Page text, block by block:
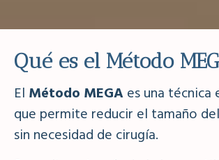
Qué es el Método
ElMétodo MEGAes una técnica
que permite reducir el tamaño
sin necesidad de cirugía.